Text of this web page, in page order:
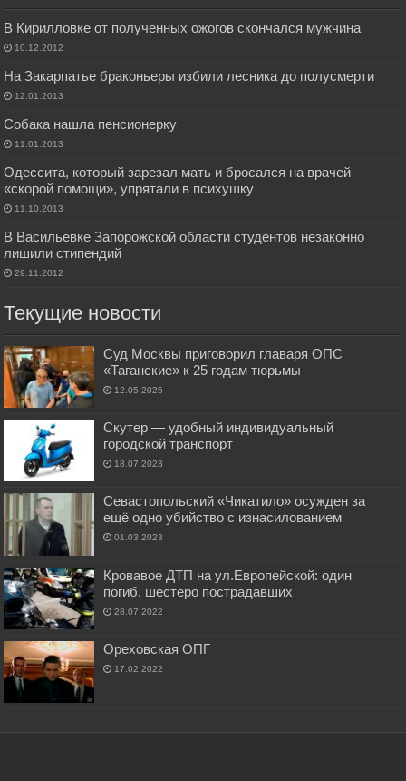
В Кирилловке от полученных ожогов скончался мужчина
10.12.2012
На Закарпатье браконьеры избили лесника до полусмерти
12.01.2013
Собака нашла пенсионерку
11.01.2013
Одессита, который зарезал мать и бросался на врачей
«скорой помощи», упрятали в психушку
11.10.2013
В Васильевке Запорожской области студентов незаконно
лишили стипендий
29.11.2012
Текущие новости
Суд Москвы приговорил главаря ОПС
«Таганские» к 25 годам тюрьмы
12.05.2025
Скутер — удобный индивидуальный
городской транспорт
18.07.2023
Севастопольский «Чикатило» осужден за
ещё одно убийство с изнасилованием
01.03.2023
Кровавое ДТП на ул.Европейской: один
погиб, шестеро пострадавших
28.07.2022
Ореховская ОПГ
17.02.2022